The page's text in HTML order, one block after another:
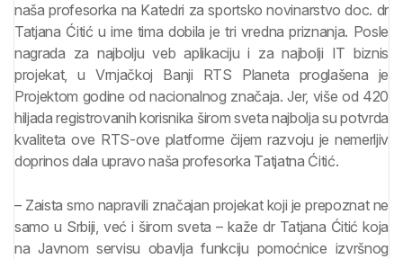
naša profesorka na Katedri za sportsko novinarstvo doc. dr
Tatjana Ćitić u ime tima dobila je tri vredna priznanja. Posle
nagrada za najbolju veb aplikaciju i za najbolji IT biznis
projekat, u Vrnjačkoj Banji RTS Planeta proglašena je
Projektom godine od nacionalnog značaja. Jer, više od 420
hiljada registrovanih korisnika širom sveta najbolja su potvrda
kvaliteta ove RTS-ove platforme čijem razvoju je nemerljiv
doprinos dala upravo naša profesorka Tatjatna Ćitić.
– Zaista smo napravili značajan projekat koji je prepoznat ne
samo u Srbiji, već i širom sveta – kaže dr Tatjana Ćitić koja
na Javnom servisu obavlja funkciju pomoćnice izvršnog